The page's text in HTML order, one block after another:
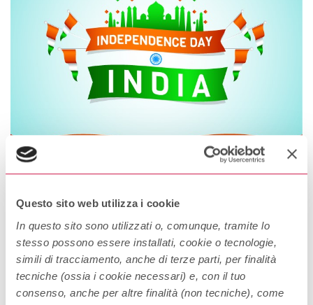
Questo sito web utilizza i cookie
In questo sito sono utilizzati o, comunque, tramite lo
stesso possono essere installati, cookie o tecnologie,
simili di tracciamento, anche di terze parti, per finalità
tecniche (ossia i cookie necessari) e, con il tuo
consenso, anche per altre finalità (non tecniche), come
Festa dell’indipendenza dell’India
“Allo scoccare della mezzanotte, quando il mondo dorme, l’India
si sveglierà alla vita e alla libertà. È uno di quei momenti che
accadono raramente nella storia, quando usciamo dal vecchio